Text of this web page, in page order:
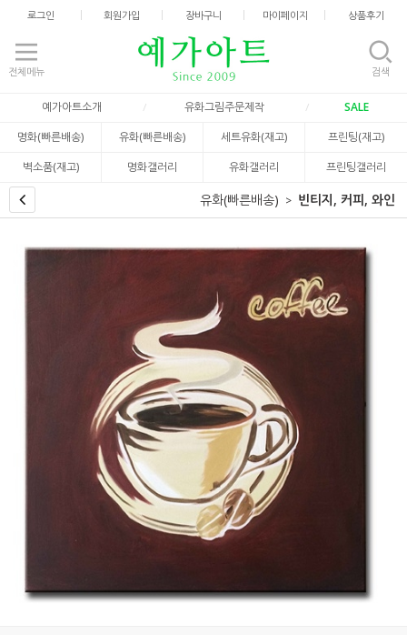
로그인 회원가입 장바구니 마이페이지 상품후기
전체메뉴 검색
예가아트소개 유화그림주문제작
SALE
명화(빠른배송)
유화(빠른배송) 세트유화(재고)
프린팅(재고)
벽소품(재고)
명화갤러리 유화갤러리 프린팅갤러리
유화(빠른배송) 빈티지, 커피, 와인